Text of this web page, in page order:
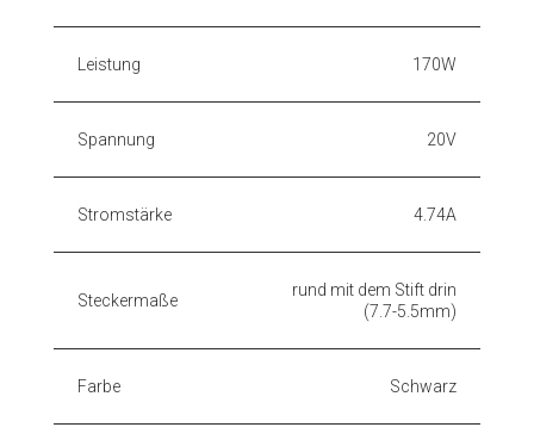
Leistung 170W
Spannung 20V
Stromstärke 4.74A
Steckermaße
rund mit dem Stift drin
(7.7-5.5mm)
Farbe Schwarz